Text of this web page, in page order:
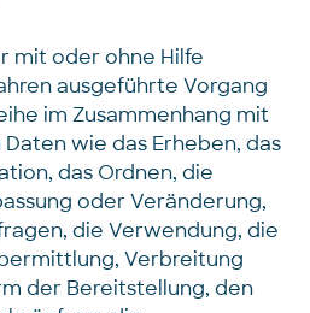
mit oder ohne Hilfe
ausgeführte Vorgang
im Zusammenhang mit
wie das Erheben, das
das Ordnen, die
oder Veränderung,
die Verwendung, die
Verbreitung
der Bereitstellung, den